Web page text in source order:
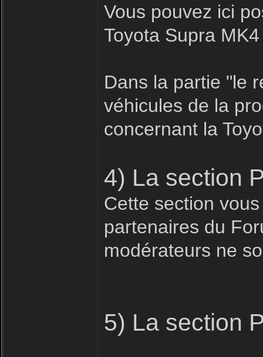
Vous pouvez ici
Toyota Supra MK4
Dans la partie "le
véhicules de la
concernant la
4) La section
Cette section
partenaires du
modérateurs ne
5) La section